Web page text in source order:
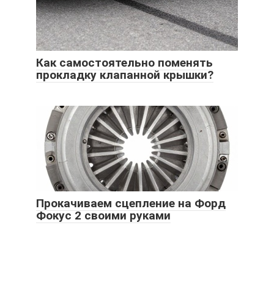
Как самостоятельно поменять
прокладку клапанной крышки?
Прокачиваем сцепление на Форд
Фокус 2 своими руками